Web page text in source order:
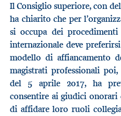
Il Consiglio superiore, con
ha chiarito che per
si occupa dei
internazionale deve
modello di affiancamento
magistrati professionali poi,
del 5 aprile 2017, ha
consentire ai giudici
di affidare loro ruoli